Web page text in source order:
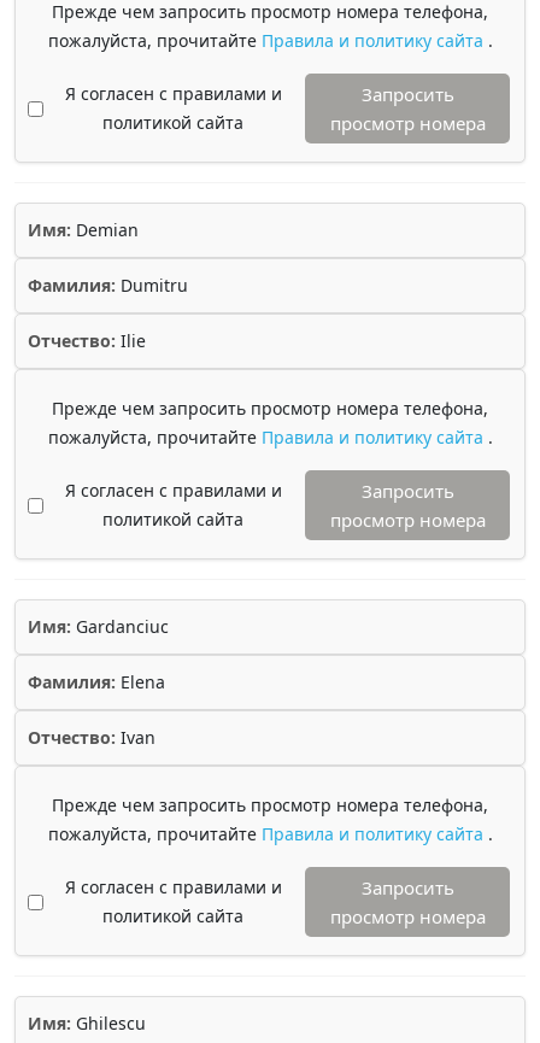
Прежде чем запросить просмотр номера телефона,
пожалуйста, прочитайте Правила и политику сайта .
Я согласен с правилами и
политикой сайта
Запросить
просмотр номера
Имя: Demian
Фамилия: Dumitru
Отчество: Ilie
Прежде чем запросить просмотр номера телефона,
пожалуйста, прочитайте Правила и политику сайта .
Я согласен с правилами и
политикой сайта
Запросить
просмотр номера
Имя: Gardanciuc
Фамилия: Elena
Отчество: Ivan
Прежде чем запросить просмотр номера телефона,
пожалуйста, прочитайте Правила и политику сайта .
Я согласен с правилами и
политикой сайта
Запросить
просмотр номера
Имя: Ghilescu